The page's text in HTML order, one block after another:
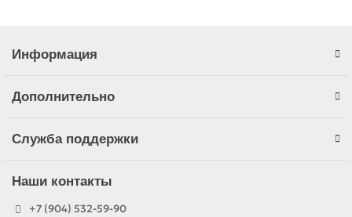
Информация
Дополнительно
Служба поддержки
Наши контакты
+7 (904) 532-59-90